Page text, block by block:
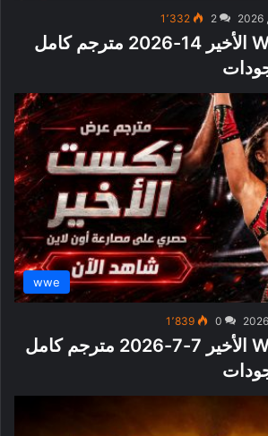
2 1٬332
عرض WWE NXT الأخير 14-2026 مترجم كامل
wwe
0 1٬839
عرض WWE NXT الأخير 7-7-2026 مترجم كامل